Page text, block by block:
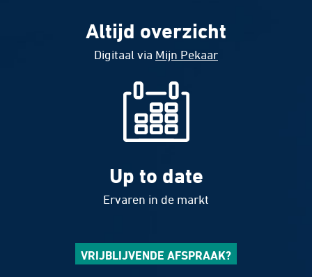
Altijd overzicht
Digitaal via Mijn Pekaar
Up to date
Ervaren in de markt
VRIJBLIJVENDE AFSPRAAK?